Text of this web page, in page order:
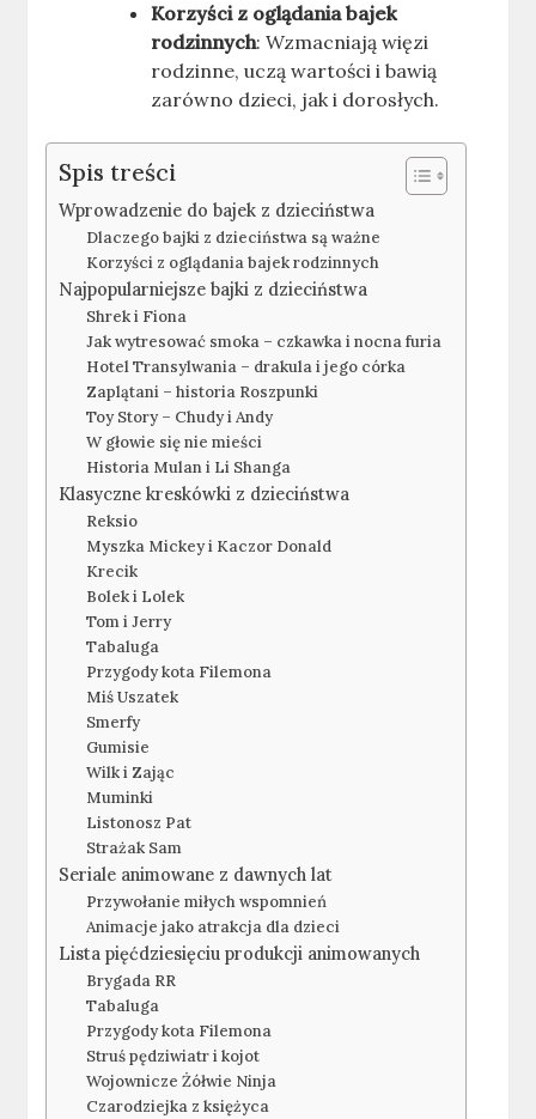
Korzyści z oglądania bajek
rodzinnych: Wzmacniają więzi
rodzinne, uczą wartości i bawią
zarówno dzieci, jak i dorosłych.
Spis treści
Wprowadzenie do bajek z dzieciństwa
Dlaczego bajki z dzieciństwa są ważne
Korzyści z oglądania bajek rodzinnych
Najpopularniejsze bajki z dzieciństwa
Shrek i Fiona
Jak wytresować smoka – czkawka i nocna furia
Hotel Transylwania – drakula i jego córka
Zaplątani – historia Roszpunki
Toy Story – Chudy i Andy
W głowie się nie mieści
Historia Mulan i Li Shanga
Klasyczne kreskówki z dzieciństwa
Reksio
Myszka Mickey i Kaczor Donald
Krecik
Bolek i Lolek
Tom i Jerry
Tabaluga
Przygody kota Filemona
Miś Uszatek
Smerfy
Gumisie
Wilk i Zając
Muminki
Listonosz Pat
Strażak Sam
Seriale animowane z dawnych lat
Przywołanie miłych wspomnień
Animacje jako atrakcja dla dzieci
Lista pięćdziesięciu produkcji animowanych
Brygada RR
Tabaluga
Przygody kota Filemona
Struś pędziwiatr i kojot
Wojownicze Żółwie Ninja
Czarodziejka z księżyca